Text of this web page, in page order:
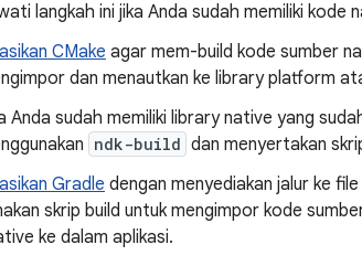
langkah ini jika Anda sudah memiliki
CMake agar mem-build kode sumber
dan menautkan ke library platform
Anda sudah memiliki library native yang
ndk-build dan menyertakan
Gradle dengan menyediakan jalur ke
skrip build untuk mengimpor kode
ke dalam aplikasi.